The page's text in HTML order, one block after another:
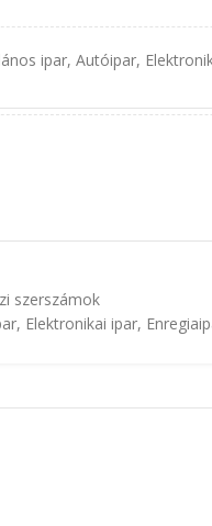
ipar, Autóipar,
szerszámok
, Elektronikai ipar,